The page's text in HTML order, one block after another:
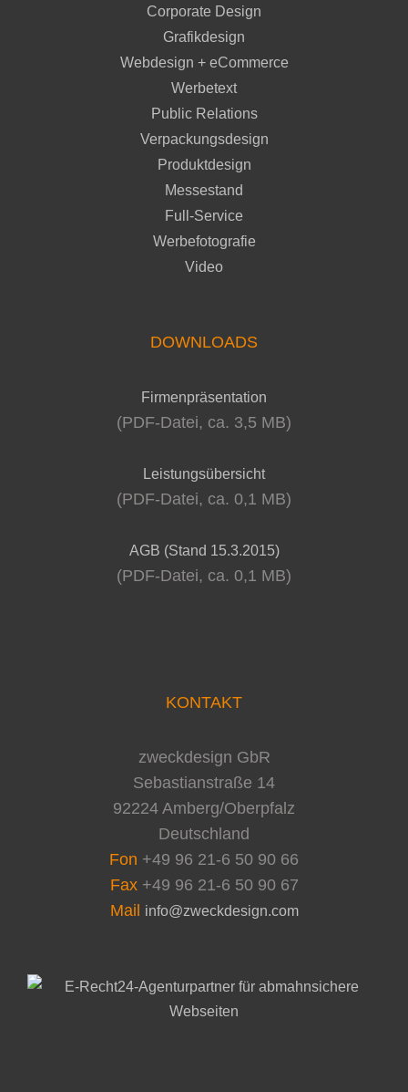
Corporate Design
Grafikdesign
Webdesign + eCommerce
Werbetext
Public Relations
Verpackungsdesign
Produktdesign
Messestand
Full-Service
Werbefotografie
Video
DOWNLOADS
Firmenpräsentation
(PDF-Datei, ca. 3,5 MB)
Leistungsübersicht
(PDF-Datei, ca. 0,1 MB)
AGB (Stand 15.3.2015)
(PDF-Datei, ca. 0,1 MB)
KONTAKT
zweckdesign GbR
Sebastianstraße 14
92224 Amberg/Oberpfalz
Deutschland
Fon +49 96 21-6 50 90 66
Fax+49 96 21-6 50 90 67
Mail info@zweckdesign.com